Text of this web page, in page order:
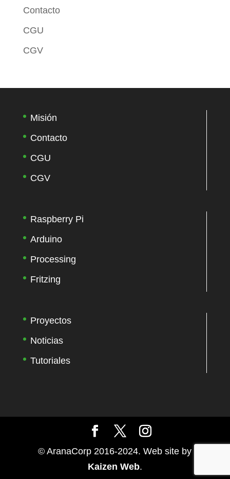
Contacto
CGU
CGV
Misión
Contacto
CGU
CGV
Raspberry Pi
Arduino
Processing
Fritzing
Proyectos
Noticias
Tutoriales
© AranaCorp 2016-2024. Web site by
Kaizen Web.